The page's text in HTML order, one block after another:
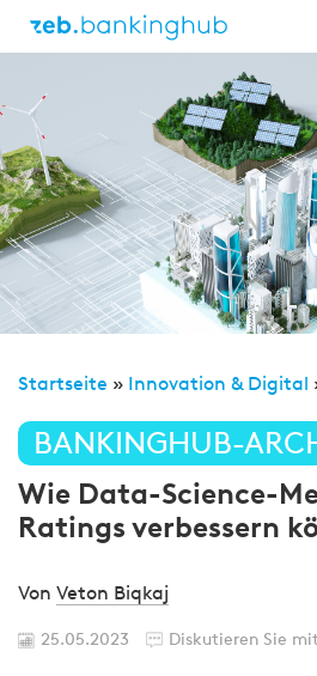
Startseite » Innovation & Digital
BANKINGHUB-
Wie Data-Science-
Ratings verbessern
Von Veton Biqkaj
25.05.2023 Diskutieren Sie mit